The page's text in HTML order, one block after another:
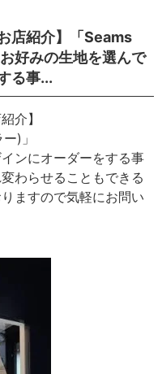
店紹介】「Seams
好みの生地を選んで
る事...
介】
)」
ンにオーダーをする事
わらせることもできる
ますので気軽にお問い